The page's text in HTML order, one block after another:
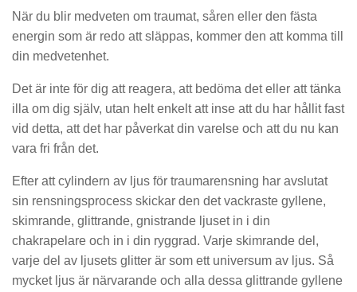
När du blir medveten om traumat, såren eller den fästa
energin som är redo att släppas, kommer den att komma till
din medvetenhet.
Det är inte för dig att reagera, att bedöma det eller att tänka
illa om dig själv, utan helt enkelt att inse att du har hållit fast
vid detta, att det har påverkat din varelse och att du nu kan
vara fri från det.
Efter att cylindern av ljus för traumarensning har avslutat
sin rensningsprocess skickar den det vackraste gyllene,
skimrande, glittrande, gnistrande ljuset in i din
chakrapelare och in i din ryggrad. Varje skimrande del,
varje del av ljusets glitter är som ett universum av ljus. Så
mycket ljus är närvarande och alla dessa glittrande gyllene